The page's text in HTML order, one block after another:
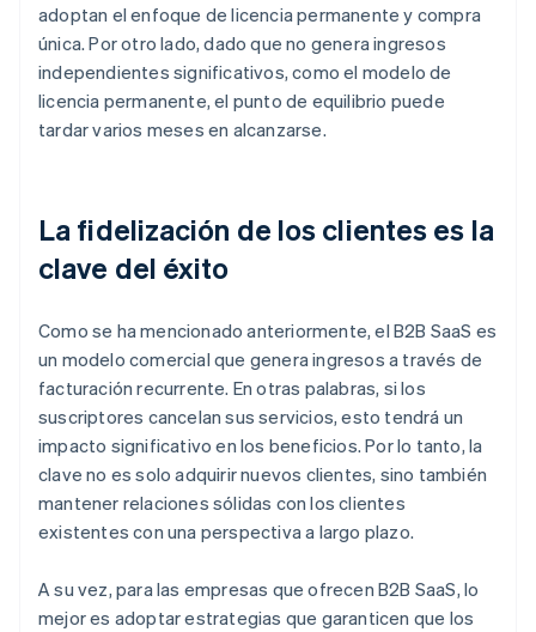
adoptan el enfoque de licencia permanente y compra
única. Por otro lado, dado que no genera ingresos
independientes significativos, como el modelo de
licencia permanente, el punto de equilibrio puede
tardar varios meses en alcanzarse.
La fidelización de los clientes es la
clave del éxito
Como se ha mencionado anteriormente, el B2B SaaS es
un modelo comercial que genera ingresos a través de
facturación recurrente. En otras palabras, si los
suscriptores cancelan sus servicios, esto tendrá un
impacto significativo en los beneficios. Por lo tanto, la
clave no es solo adquirir nuevos clientes, sino también
mantener relaciones sólidas con los clientes
existentes con una perspectiva a largo plazo.
A su vez, para las empresas que ofrecen B2B SaaS, lo
mejor es adoptar estrategias que garanticen que los